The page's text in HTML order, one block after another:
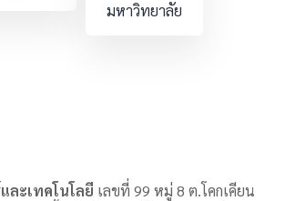
มหาวิทยาลัย
ละเทคโนโลยี เลขที่ 99 หมู่ 8 ต.โคกเคียน